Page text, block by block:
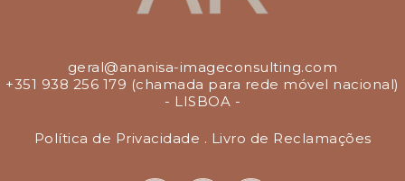
geral@ananisa-imageconsulting.com
+351 938 256 179 (chamada para rede móvel nacional)
- LISBOA -
Política de Privacidade . Livro de Reclamações